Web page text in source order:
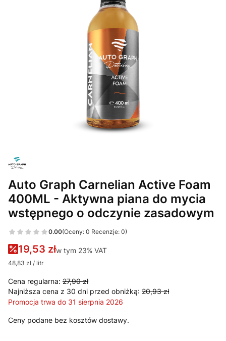
Auto Graph Carnelian Active Foam
400ML - Aktywna piana do mycia
wstępnego o odczynie zasadowym
0.00(Oceny: 0 Recenzje: 0)
19,53 złw tym 23% VAT
w tym 23% VAT
48,83 zł / litr
Cena regularna: 27,90 zł
Najniższa cena z 30 dni przed obniżką: 20,93 zł
Promocja trwa do 31 sierpnia 2026
Ceny podane bez kosztów dostawy.